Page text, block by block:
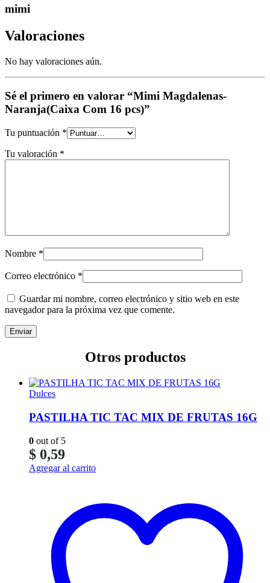
mimi
Valoraciones
No hay valoraciones aún.
Sé el primero en valorar “Mimi Magdalenas-
Naranja(Caixa Com 16 pcs)”
Tu puntuación *
Tu valoración *
Nombre *
Correo electrónico *
Guardar mi nombre, correo electrónico y sitio web en este
navegador para la próxima vez que comente.
Otros productos
Dulces
PASTILHA TIC TAC MIX DE FRUTAS 16G
0 out of 5
$ 0,59
Agregar al carrito